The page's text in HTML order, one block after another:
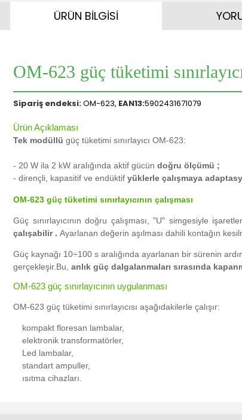
ÜRÜN BİLGİSİ
OM-623 güç tüketimi
Sipariş endeksi:OM-623, EAN13:5902431671079
Ürün Açıklaması
Tek modüllü güç tüketimi sınırlayıcı OM-623:
- 20 W ila 2 kW aralığında aktif gücün doğru ölçümü ;
- dirençli, kapasitif ve endüktif yüklerle çalışmaya
OM-623 güç tüketimi sınırlayıcının çalışması
Güç sınırlayıcının doğru çalışması, "U" simgesiyle
çalışabilir . Ayarlanan değerin aşılması dahili kontağın
Güç kaynağı 10÷100 s aralığında ayarlanan bir sürenin
gerçekleşir.Bu, anlık güç dalgalanmaları sırasında
OM-623 güç sınırlayıcının uygulanması
OM-623 güç tüketimi sınırlayıcısı aşağıdakilerle çalışır:
kompakt floresan lambalar,
elektronik transformatörler,
Led lambalar,
standart ampuller,
ısıtma cihazları.